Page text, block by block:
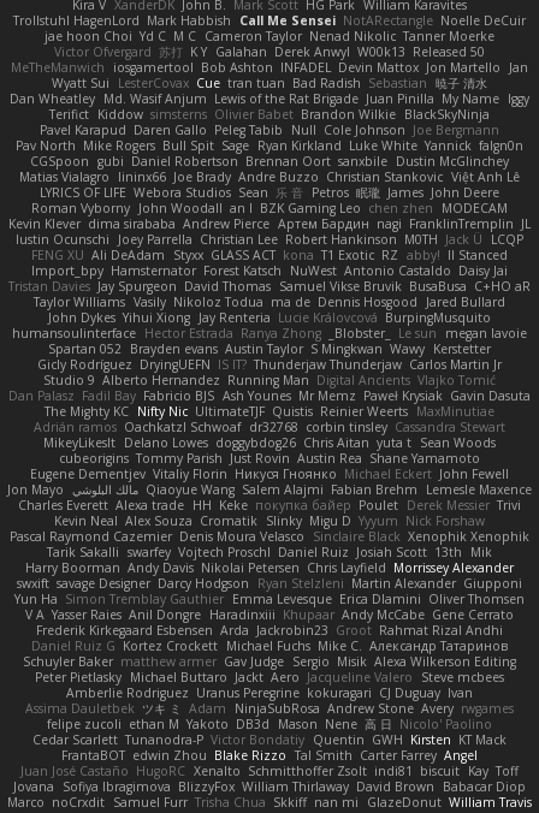
Kira V XanderDK John B. Mark Scott HG Park William Karavites
Trollstuhl HagenLord Mark Habbish Call Me Sensei NotARectangle Noelle DeCuir
jae hoon Choi Yd C M C Cameron Taylor Nenad Nikolic Tanner Moerke
Victor Ofvergard 苏打 K Y Galahan Derek Anwyl W00k13 Released 50
MeTheManwich
iosgamertool Bob Ashton INFADEL Devin Mattox Jon Martello
Jan
Wyatt Sui
LesterCovax Cue tran tuan Bad Radish Sebastian 暁子 清水
Dan Wheatley Md. Wasif Anjum Lewis of the Rat Brigade Juan Pinilla My Name Iggy
Terifict Kiddow simsterns Olivier Babet Brandon Wilkie BlackSkyNinja
Pavel Karapud Daren Gallo Peleg Tabib Null Cole Johnson Joe Bergmann
Pav North Mike Rogers Bull Spit Sage Ryan Kirkland Luke White Yannick falgn0n
CGSpoon gubi Daniel Robertson Brennan Oort sanxbile Dustin McGlinchey
Matias Vialagro
lininx66 Joe Brady Andre Buzzo Christian Stankovic Việt Anh Lê
LYRICS OF LIFE Webora Studios Sean 乐 音 Petros 眠瓏 James John Deere
Roman Vyborny John Woodall an l BZK Gaming Leo chen zhen
MODECAM
Kevin Klever dima sirababa Andrew Pierce Артем Бардин nagi FranklinTremplin JL
Iustin Ocunschi
Joey Parrella Christian Lee Robert Hankinson M0TH Jack Ü
LCQP
FENG XU Ali DeAdam Styxx GLASS ACT kona T1 Exotic RZ abby! ll Stanced
Import_bpy Hamsternator Forest Katsch NuWest Antonio Castaldo Daisy Jai
Tristan Davies Jay Spurgeon David Thomas Samuel Vikse Bruvik BusaBusa C+HO aR
Taylor Williams Vasily Nikoloz Todua ma de Dennis Hosgood
Jared Bullard
John Dykes Yihui Xiong Jay Renteria Lucie Královcová BurpingMusquito
humansoulinterface Hector Estrada Ranya Zhong _Blobster_ Le sun
megan lavoie
Spartan 052 Brayden evans Austin Taylor S Mingkwan Wawy Kerstetter
Gicly Rodríguez DryingUEFN IS IT? Thunderjaw Thunderjaw Carlos Martin Jr
Studio 9 Alberto Hernandez Running Man Digital Ancients Vlajko Tomić
Dan Palasz Fadil Bay Fabricio BJS Ash Younes Mr Memz Paweł Krysiak Gavin Dasuta
The Mighty KC Nifty Nic UltimateTJF Quistis Reinier Weerts MaxMinutiae
Adrián ramos Oachkatzl Schwoaf dr32768 corbin tinsley Cassandra Stewart
MikeyLikesIt Delano Lowes doggybdog26 Chris Aitan yuta t Sean Woods
cubeorigins Tommy Parish Just Rovin Austin Rea Shane Yamamoto
Eugene Dementjev Vitaliy Florin Никуся Гноянко Michael Eckert John Fewell
Jon Mayo مالك البلوشي Qiaoyue Wang Salem Alajmi Fabian Brehm
Lemesle Maxence
Charles Everett Alexa trade HH Keke покупка байер Poulet Derek Messier Trivi
Kevin Neal Alex Souza Cromatik Slinky Migu D Yyyum Nick Forshaw
Pascal Raymond Cazemier Denis Moura Velasco Sinclaire Black Xenophik Xenophik
Tarik Sakalli swarfey Vojtech Proschl Daniel Ruiz Josiah Scott 13th
Mik
Harry Boorman Andy Davis Nikolai Petersen Chris Layfield Morrissey Alexander
swxift savage Designer Darcy Hodgson Ryan Stelzleni Martin Alexander Giupponi
Yun Ha Simon Tremblay Gauthier Emma Levesque Erica Dlamini Oliver Thomsen
V A Yasser Raies Anil Dongre Haradinxiii Khupaar Andy McCabe Gene Cerrato
Frederik Kirkegaard Esbensen Arda Jackrobin23 Groot Rahmat Rizal Andhi
Daniel Ruiz G Kortez Crockett Michael Fuchs Mike C. Александр Татаринов
Schuyler Baker matthew armer Gav Judge Sergio Misik Alexa Wilkerson Editing
Peter Pietlasky Michael Buttaro Jackt Aero Jacqueline Valero
Steve mcbees
Amberlie Rodriguez Uranus Peregrine kokuragari CJ Duguay Ivan
Assima Dauletbek ツキ ミ Adam NinjaSubRosa Andrew Stone Avery rwgames
felipe zucoli ethan M Yakoto DB3d Mason Nene 高 日 Nicolo' Paolino
Cedar Scarlett Tunanodra-P Victor Bondatiy Quentin GWH Kirsten KT Mack
FrantaBOT edwin Zhou Blake Rizzo Tal Smith Carter Farrey Angel
Juan José Castaño HugoRC Xenalto Schmitthoffer Zsolt indi81 biscuit Kay Toff
Jovana
Sofiya Ibragimova BlizzyFox William Thirlaway David Brown
Babacar Diop
Marco noCrxdit Samuel Furr Trisha Chua Skkiff nan mi GlazeDonut William Travis